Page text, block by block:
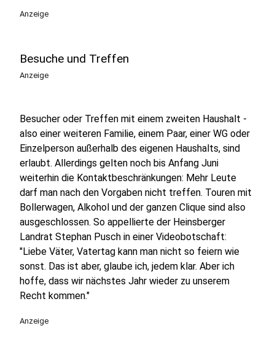
Anzeige
Besuche und Treffen
Anzeige
Besucher oder Treffen mit einem zweiten Haushalt -
also einer weiteren Familie, einem Paar, einer WG oder
Einzelperson außerhalb des eigenen Haushalts, sind
erlaubt. Allerdings gelten noch bis Anfang Juni
weiterhin die Kontaktbeschränkungen: Mehr Leute
darf man nach den Vorgaben nicht treffen. Touren mit
Bollerwagen, Alkohol und der ganzen Clique sind also
ausgeschlossen. So appellierte der Heinsberger
Landrat Stephan Pusch in einer Videobotschaft:
"Liebe Väter, Vatertag kann man nicht so feiern wie
sonst. Das ist aber, glaube ich, jedem klar. Aber ich
hoffe, dass wir nächstes Jahr wieder zu unserem
Recht kommen."
Anzeige